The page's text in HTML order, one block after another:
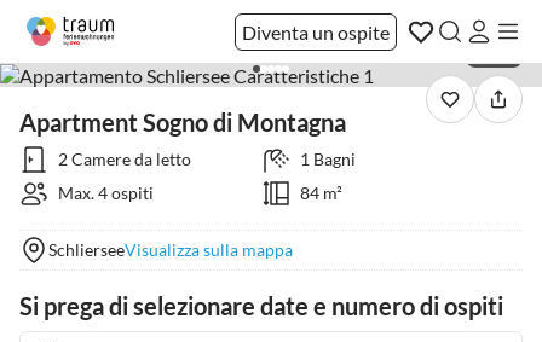
Diventa un ospite
Apartment Sogno di Montagna
2 Camere da letto
1 Bagni
Max. 4 ospiti
84 m²
SchlierseeVisualizza sulla mappa
Si prega di selezionare date e numero di ospiti